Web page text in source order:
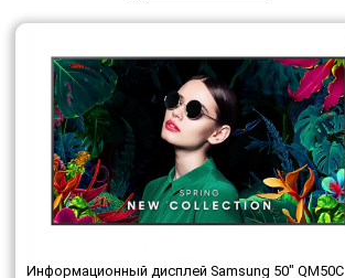
Информационный дисплей Samsung 50" QM50C